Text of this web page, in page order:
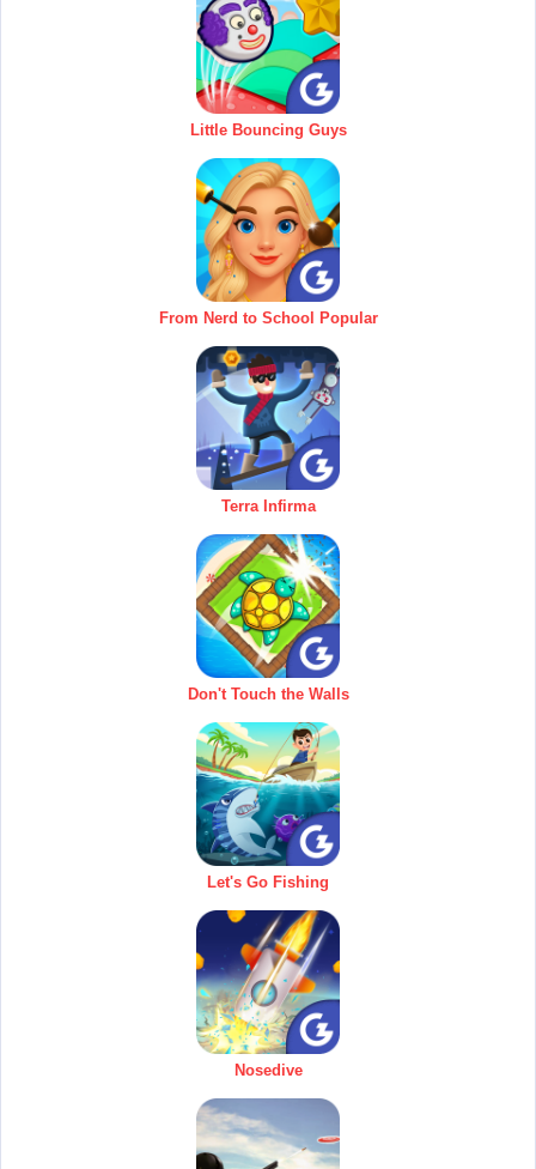
Little Bouncing Guys
From Nerd to School Popular
Terra Infirma
Don't Touch the Walls
Let's Go Fishing
Nosedive